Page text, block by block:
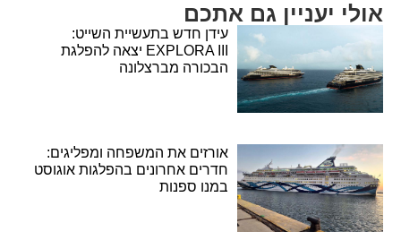
אולי יעניין גם אתכם
עידן חדש בתעשיית השייט:
EXPLORA III יצאה להפלגת
הבכורה מברצלונה
אורזים את המשפחה ומפליגים:
חדרים אחרונים בהפלגות אוגוסט
במנו ספנות